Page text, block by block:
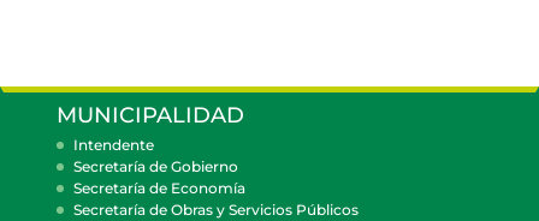
MUNICIPALIDAD
Intendente
Secretaría de Gobierno
Secretaría de Economía
Secretaría de Obras y Servicios Públicos